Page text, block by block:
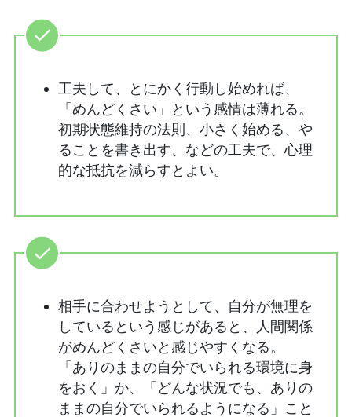
工夫して、とにかく行動し始めれば、
「めんどくさい」という感情は薄れる。
初期状態維持の法則、小さく始める、や
ることを書き出す、などの工夫で、心理
的な抵抗を減らすとよい。
相手に合わせようとして、自分が無理を
しているという感じがあると、人間関係
がめんどくさいと感じやすくなる。
「ありのままの自分でいられる環境に身
をおく」か、「どんな状況でも、ありの
ままの自分でいられるようになる」こと